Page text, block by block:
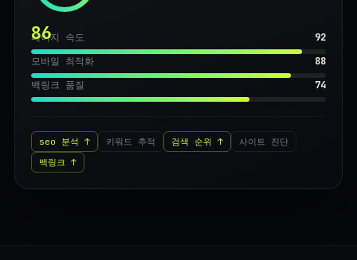
86
페이지 속도
92
모바일 최적화
88
백링크 품질
74
seo 분석 키워드 추적 검색 순위
사이트 진단
백링크